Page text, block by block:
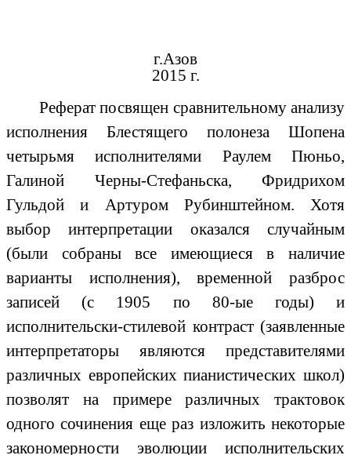
г.Азов
2015 г.
Реферат посвящен сравнительному анализу
исполнения Блестящего полонеза Шопена
четырьмя исполнителями Раулем Пюньо,
Галиной Черны-Стефаньска, Фридрихом
Гульдой и Артуром Рубинштейном. Хотя
выбор интерпретации оказался случайным
(были собраны все имеющиеся в наличие
варианты исполнения), временной разброс
записей (с 1905 по 80-ые годы) и
исполнительски-стилевой контраст (заявленные
интерпретаторы являются представителями
различных европейских пианистических школ)
позволят на примере различных трактовок
одного сочинения еще раз изложить некоторые
закономерности эволюции исполнительских